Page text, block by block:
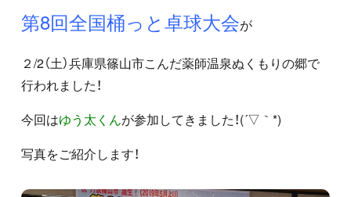
第8回全国桶っと卓球大会が
２/2（土）兵庫県篠山市こんだ薬師温泉ぬくもりの郷で
行われました！
今回はゆう太くんが参加してきました！(´▽｀*)
写真をご紹介します！